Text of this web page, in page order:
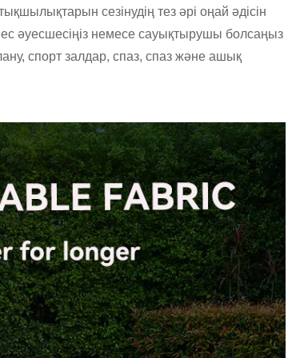
сезінудің тез әрі оңай әдісін
әуесшесіңіз немесе сауықтырушы болсаңыз
спорт залдар, спаз, спаз және ашық